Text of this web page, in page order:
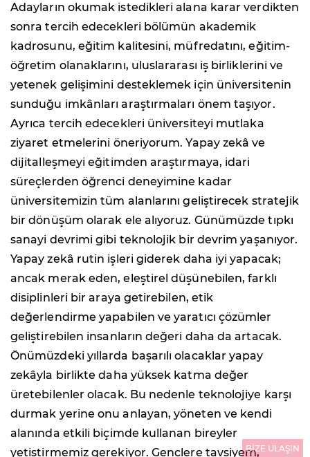
Adayların okumak istedikleri alana karar verdikten
sonra tercih edecekleri bölümün akademik
kadrosunu, eğitim kalitesini, müfredatını, eğitim-
öğretim olanaklarını, uluslararası iş birliklerini ve
yetenek gelişimini desteklemek için üniversitenin
sunduğu imkânları araştırmaları önem taşıyor.
Ayrıca tercih edecekleri üniversiteyi mutlaka
ziyaret etmelerini öneriyorum. Yapay zekâ ve
dijitalleşmeyi eğitimden araştırmaya, idari
süreçlerden öğrenci deneyimine kadar
üniversitemizin tüm alanlarını geliştirecek stratejik
bir dönüşüm olarak ele alıyoruz. Günümüzde tıpkı
sanayi devrimi gibi teknolojik bir devrim yaşanıyor.
Yapay zekâ rutin işleri giderek daha iyi yapacak;
ancak merak eden, eleştirel düşünebilen, farklı
disiplinleri bir araya getirebilen, etik
değerlendirme yapabilen ve yaratıcı çözümler
geliştirebilen insanların değeri daha da artacak.
Önümüzdeki yıllarda başarılı olacaklar yapay
zekâyla birlikte daha yüksek katma değer
üretebilenler olacak. Bu nedenle teknolojiye karşı
durmak yerine onu anlayan, yöneten ve kendi
alanında etkili biçimde kullanan bireyler
yetiştirmemiz gerekiyor. Gençlere tavsiyem,BİZE ULAŞIN